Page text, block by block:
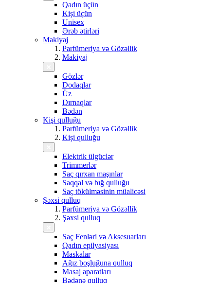
Qadın üçün
Kişi üçün
Unisex
Ərəb ətirləri
Makiyaj
Parfümeriya və Gözəllik
Makiyaj
Gözlər
Dodaqlar
Üz
Dırnaqlar
Bədən
Kişi qulluğu
Parfümeriya və Gözəllik
Kişi qulluğu
Elektrik ülgüclər
Trimmerlər
Saç qırxan maşınlar
Saqqal və bığ qulluğu
Saç tökülməsinin müalicəsi
Şəxsi qulluq
Parfümeriya və Gözəllik
Şəxsi qulluq
Saç Fenləri və Aksesuarları
Qadın epilyasiyası
Maskalar
Ağız boşluğuna qulluq
Masaj aparatları
Bədənə qulluq